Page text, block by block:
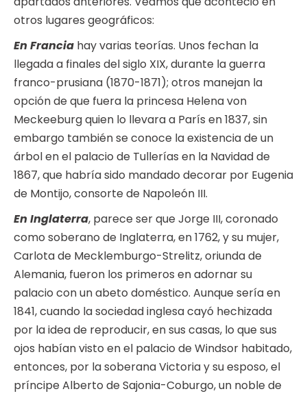
otros lugares geográficos:
En Francia hay varias teorías. Unos fechan la
llegada a finales del siglo XIX, durante la guerra
franco-prusiana (1870-1871); otros manejan la
opción de que fuera la princesa Helena von
Meckeeburg quien lo llevara a París en 1837, sin
embargo también se conoce la existencia de un
árbol en el palacio de Tullerías en la Navidad de
1867, que habría sido mandado decorar por Eugenia
de Montijo, consorte de Napoleón III.
En Inglaterra, parece ser que Jorge III, coronado
como soberano de Inglaterra, en 1762, y su mujer,
Carlota de Mecklemburgo-Strelitz, oriunda de
Alemania, fueron los primeros en adornar su
palacio con un abeto doméstico. Aunque sería en
1841, cuando la sociedad inglesa cayó hechizada
por la idea de reproducir, en sus casas, lo que sus
ojos habían visto en el palacio de Windsor habitado,
entonces, por la soberana Victoria y su esposo, el
príncipe Alberto de Sajonia-Coburgo, un noble de